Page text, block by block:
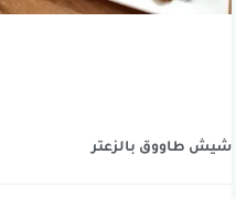
شيش طاووق بالزعتر